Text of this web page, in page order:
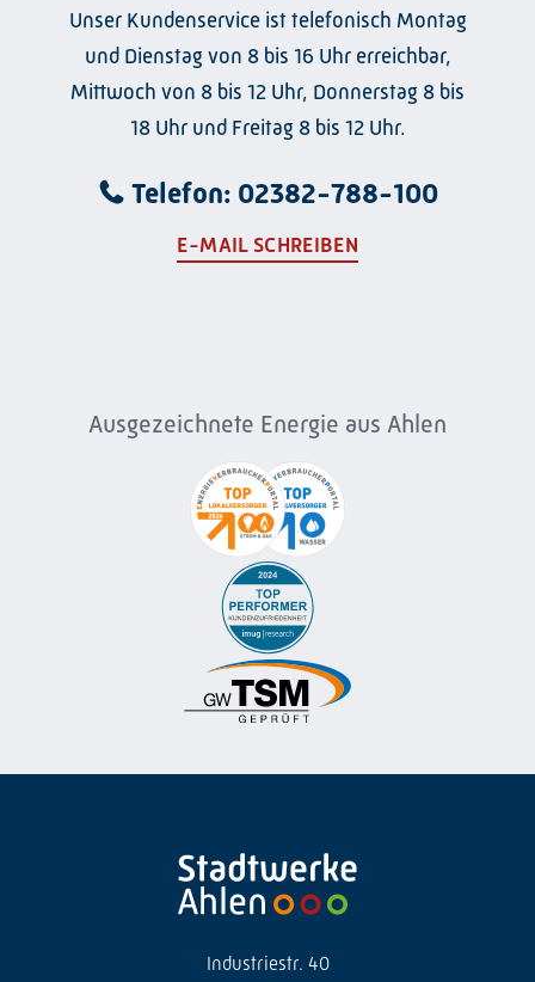
Unser Kundenservice ist telefonisch Montag
und Dienstag von 8 bis 16 Uhr erreichbar,
Mittwoch von 8 bis 12 Uhr, Donnerstag 8 bis
18 Uhr und Freitag 8 bis 12 Uhr.
Telefon: 02382-788-100
E-MAIL SCHREIBEN
Ausgezeichnete Energie aus Ahlen
Industriestr. 40